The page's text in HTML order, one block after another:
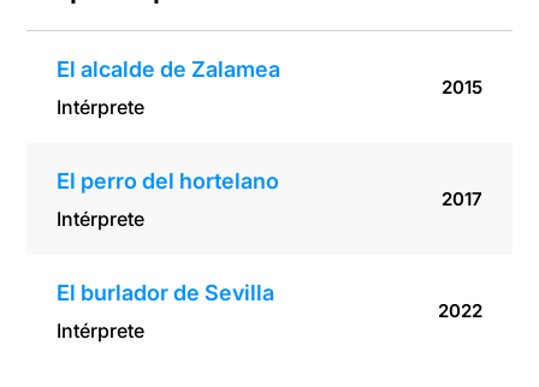
El alcalde de Zalamea
Intérprete
2015
El perro del hortelano
Intérprete
2017
El burlador de Sevilla
Intérprete
2022